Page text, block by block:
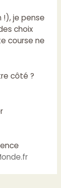
je pense
choix
course ne
côté ?